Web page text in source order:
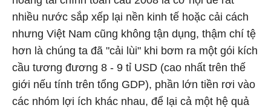
nhiều nước sắp xếp lại nền kinh tế hoặc cải cách
nhưng Việt Nam cũng không tận dụng, thậm chí tệ
hơn là chúng ta đã "cải lùi" khi bơm ra một gói kích
cầu tương đương 8 - 9 tỉ USD (cao nhất trên thế
giới nếu tính trên tổng GDP), phần lớn tiền rơi vào
các nhóm lợi ích khác nhau, để lại cả một hệ quả